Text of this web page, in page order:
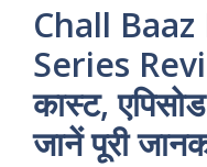
Chall
Series
कास्ट,
जानें पूरी